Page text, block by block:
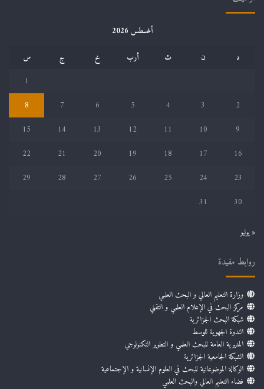
أغسطس 2026
د
ن ث أرب خ ج
س
1
2
3
4
5
6
7
8
9
10
11
12
13
14
15
16
17
18
19
20
21
22
23
24
25
26
27
28
29
30
31
« يوليو
روابط مفيدة
وزارة التعليم العالي و البحث العلمي
مركز البحث في الإعلام العلمي و التقني
شبكة البحث الجزائرية
الندوة الجهوية للوسط
المديرية العامة للبحث العلمي و التطوير التكنولوجي
الشبكة الجامعية الجزائرية
الوكالة الموضوعاتية للبحث في العلوم الإنسانية و الإجتماعية
فضاء التعليم العالي والبحث العلمي